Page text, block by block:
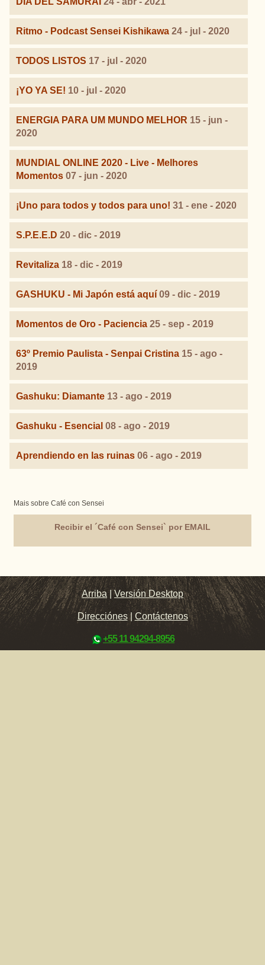
Ritmo - Podcast Sensei Kishikawa 24 - jul - 2020
TODOS LISTOS 17 - jul - 2020
¡YO YA SE! 10 - jul - 2020
ENERGIA PARA UM MUNDO MELHOR 15 - jun -
2020
MUNDIAL ONLINE 2020 - Live - Melhores
Momentos 07 - jun - 2020
¡Uno para todos y todos para uno! 31 - ene - 2020
S.P.E.E.D 20 - dic - 2019
Revitaliza 18 - dic - 2019
GASHUKU - Mi Japón está aquí 09 - dic - 2019
Momentos de Oro - Paciencia 25 - sep - 2019
63º Premio Paulista - Senpai Cristina 15 - ago -
2019
Gashuku: Diamante 13 - ago - 2019
Gashuku - Esencial 08 - ago - 2019
Aprendiendo en las ruinas 06 - ago - 2019
Mais sobre Café con Sensei
Recibir el ´Café con Sensei` por EMAIL
Arriba |Versión Desktop
Direcciónes| Contáctenos
+55 11 94294-8956